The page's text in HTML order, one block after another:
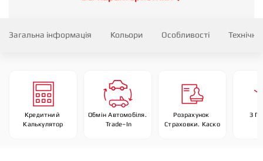
Загальна інформація Кольори Особливості
Кредитний
Калькулятор
Trade–In
Розрахунок
Страховки. Каско
З